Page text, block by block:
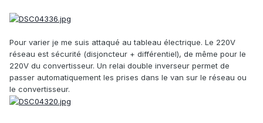
Pour varier je me suis attaqué au tableau électrique. Le 220V
réseau est sécurité (disjoncteur + différentiel), de même pour le
220V du convertisseur. Un relai double inverseur permet de
passer automatiquement les prises dans le van sur le réseau ou
le convertisseur.